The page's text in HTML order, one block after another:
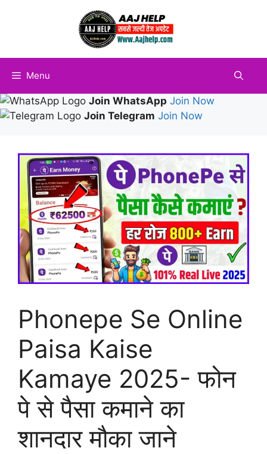
Menu
Join WhatsApp Join Now
Join Telegram Join Now
Phonepe Se Online
Paisa Kaise
Kamaye 2025- फोन
पे से पैसा कमाने का
शानदार मौका जाने